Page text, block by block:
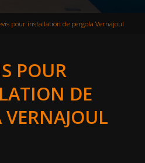
pour installation de pergola Vernajoul
POUR
DE
VERNAJOUL